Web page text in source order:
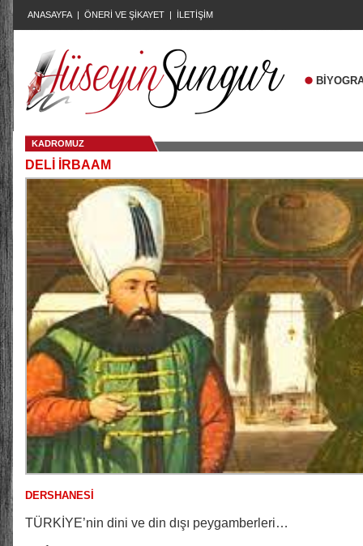
ANASAYFA | ÖNERİ VE ŞİKAYET | İLETİŞİM
KADROMUZ
DELİ İRBAAM
DERSHANESİ
TÜRKİYE’nin dini ve din dışı peygamberleri…